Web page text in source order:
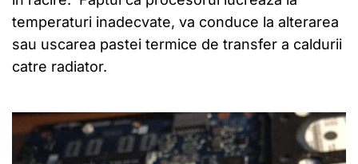
temperaturi inadecvate, va conduce la alterarea
sau uscarea pastei termice de transfer a caldurii
catre radiator.